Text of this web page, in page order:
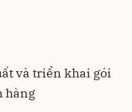
và triển khai gói
hàng